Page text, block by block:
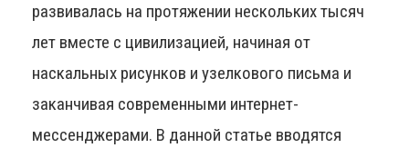
развивалась на протяжении нескольких тысяч
лет вместе с цивилизацией, начиная от
наскальных рисунков и узелкового письма и
заканчивая современными интернет-
мессенджерами. В данной статье вводятся